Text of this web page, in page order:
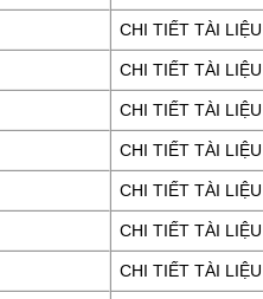
CHI TIẾT TÀI LIỆU
CHI TIẾT TÀI LIỆU
CHI TIẾT TÀI LIỆU
CHI TIẾT TÀI LIỆU
CHI TIẾT TÀI LIỆU
CHI TIẾT TÀI LIỆU
CHI TIẾT TÀI LIỆU